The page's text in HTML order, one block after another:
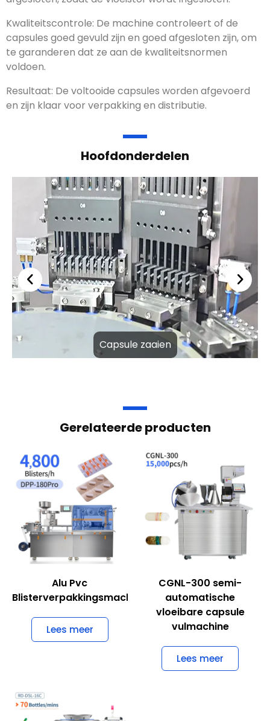
Kwaliteitscontrole: De machine controleert of de
capsules goed gevuld zijn en goed afgesloten zijn, om
te garanderen dat ze aan de kwaliteitsnormen
voldoen.
Resultaat: De voltooide capsules worden afgevoerd
en zijn klaar voor verpakking en distributie.
Hoofdonderdelen
Capsule zaaien
Gerelateerde producten
Alu Pvc
Blisterverpakkingsmachine
Lees meer
CGNL-300 semi-
automatische
vloeibare capsule
vulmachine
Lees meer